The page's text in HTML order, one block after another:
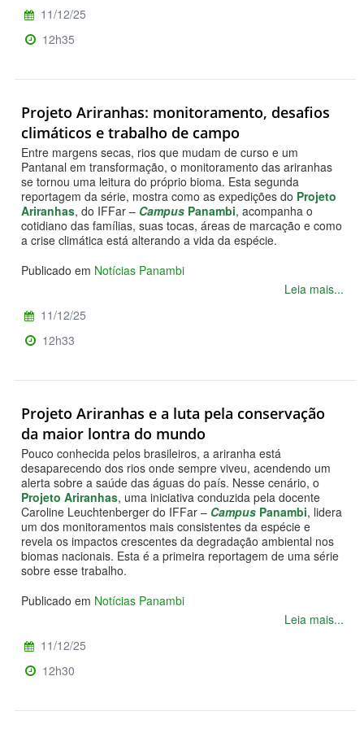
11/12/25
12h35
Projeto Ariranhas: monitoramento, desafios
climáticos e trabalho de campo
Entre margens secas, rios que mudam de curso e um
Pantanal em transformação, o monitoramento das ariranhas
se tornou uma leitura do próprio bioma. Esta segunda
reportagem da série, mostra como as expedições do Projeto
Ariranhas, do IFFar – Campus Panambi, acompanha o
cotidiano das famílias, suas tocas, áreas de marcação e como
a crise climática está alterando a vida da espécie.
Publicado em Notícias Panambi
Leia mais...
11/12/25
12h33
Projeto Ariranhas e a luta pela conservação
da maior lontra do mundo
Pouco conhecida pelos brasileiros, a ariranha está
desaparecendo dos rios onde sempre viveu, acendendo um
alerta sobre a saúde das águas do país. Nesse cenário, o
Projeto Ariranhas, uma iniciativa conduzida pela docente
Caroline Leuchtenberger do IFFar – Campus Panambi, lidera
um dos monitoramentos mais consistentes da espécie e
revela os impactos crescentes da degradação ambiental nos
biomas nacionais. Esta é a primeira reportagem de uma série
sobre esse trabalho.
Publicado em Notícias Panambi
Leia mais...
11/12/25
12h30